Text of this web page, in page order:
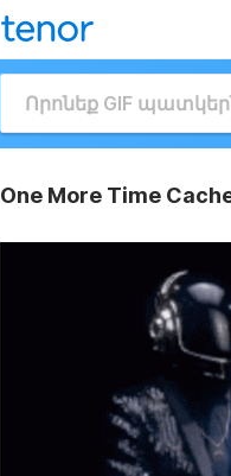
One More Time